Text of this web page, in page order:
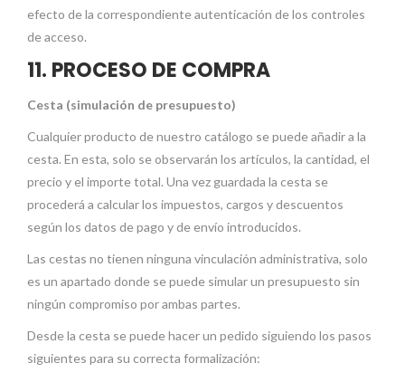
efecto de la correspondiente autenticación de los controles
de acceso.
11. PROCESO DE COMPRA
Cesta (simulación de presupuesto)
Cualquier producto de nuestro catálogo se puede añadir a la
cesta. En esta, solo se observarán los artículos, la cantidad, el
precio y el importe total. Una vez guardada la cesta se
procederá a calcular los impuestos, cargos y descuentos
según los datos de pago y de envío introducidos.
Las cestas no tienen ninguna vinculación administrativa, solo
es un apartado donde se puede simular un presupuesto sin
ningún compromiso por ambas partes.
Desde la cesta se puede hacer un pedido siguiendo los pasos
siguientes para su correcta formalización: